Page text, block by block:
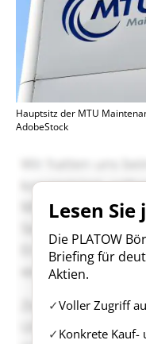
Hauptsitz der MTU
AdobeStock
Lesen
Die PLATOW
Briefing für
Aktien.
Voller Zugriff
Konkrete Kauf-